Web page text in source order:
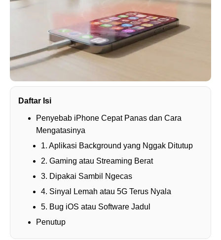
Daftar Isi
Penyebab iPhone Cepat Panas dan Cara
Mengatasinya
1. Aplikasi Background yang Nggak Ditutup
2. Gaming atau Streaming Berat
3. Dipakai Sambil Ngecas
4. Sinyal Lemah atau 5G Terus Nyala
5. Bug iOS atau Software Jadul
Penutup